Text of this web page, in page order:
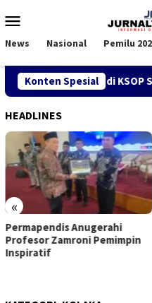
ke
Mobile
News Nasional Pemilu
Konten Spesial
SPK TKBM di KSOP
HEADLINES
«
Permapendis Anugerahi
Profesor Zamroni Pemimpin
Inspiratif